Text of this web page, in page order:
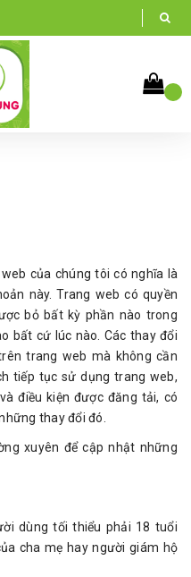
của chúng tôi có nghĩa là
này. Trang web có quyền
bỏ bất kỳ phần nào trong
bất cứ lúc nào. Các thay đổi
trang web mà không cần
tiếp tục sử dụng trang web,
điều kiện được đăng tải, có
thay đổi đó.
xuyên để cập nhật những
dùng tối thiểu phải 18 tuổi
cha mẹ hay người giám hộ